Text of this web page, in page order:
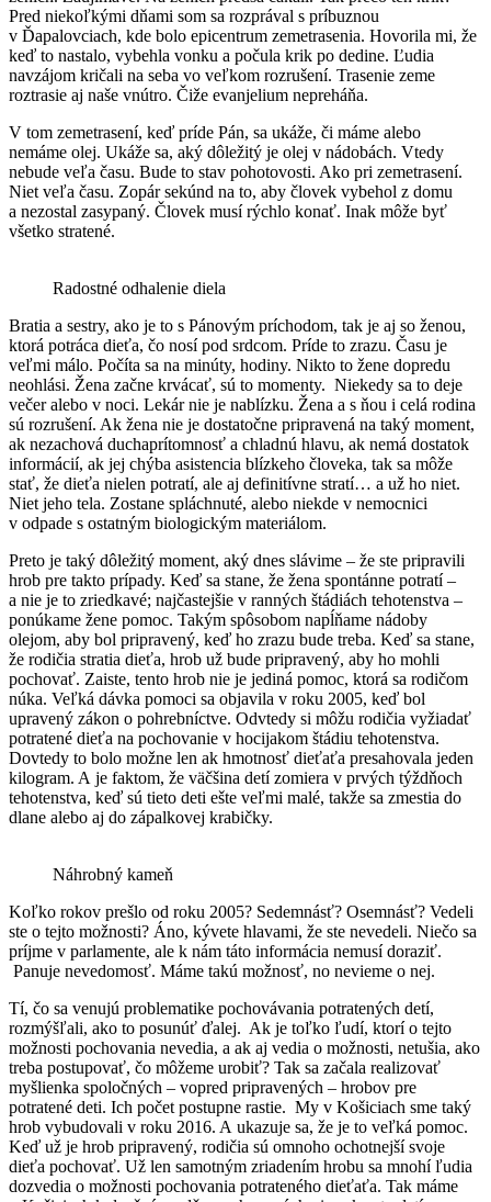
Pred niekoľkými dňami som sa rozprával s príbuznou
v Ďapalovciach, kde bolo epicentrum zemetrasenia. Hovorila mi, že
keď to nastalo, vybehla vonku a počula krik po dedine. Ľudia
navzájom kričali na seba vo veľkom rozrušení. Trasenie zeme
roztrasie aj naše vnútro. Čiže evanjelium nepreháňa.
V tom zemetrasení, keď príde Pán, sa ukáže, či máme alebo
nemáme olej. Ukáže sa, aký dôležitý je olej v nádobách. Vtedy
nebude veľa času. Bude to stav pohotovosti. Ako pri zemetrasení.
Niet veľa času. Zopár sekúnd na to, aby človek vybehol z domu
a nezostal zasypaný. Človek musí rýchlo konať. Inak môže byť
všetko stratené.
Radostné odhalenie diela
Bratia a sestry, ako je to s Pánovým príchodom, tak je aj so ženou,
ktorá potráca dieťa, čo nosí pod srdcom. Príde to zrazu. Času je
veľmi málo. Počíta sa na minúty, hodiny. Nikto to žene dopredu
neohlási. Žena začne krvácať, sú to momenty. Niekedy sa to deje
večer alebo v noci. Lekár nie je nablízku. Žena a s ňou i celá rodina
sú rozrušení. Ak žena nie je dostatočne pripravená na taký moment,
ak nezachová duchaprítomnosť a chladnú hlavu, ak nemá dostatok
informácií, ak jej chýba asistencia blízkeho človeka, tak sa môže
stať, že dieťa nielen potratí, ale aj definitívne stratí… a už ho niet.
Niet jeho tela. Zostane spláchnuté, alebo niekde v nemocnici
v odpade s ostatným biologickým materiálom.
Preto je taký dôležitý moment, aký dnes slávime – že ste pripravili
hrob pre takto prípady. Keď sa stane, že žena spontánne potratí –
a nie je to zriedkavé; najčastejšie v ranných štádiách tehotenstva –
ponúkame žene pomoc. Takým spôsobom napĺňame nádoby
olejom, aby bol pripravený, keď ho zrazu bude treba. Keď sa stane,
že rodičia stratia dieťa, hrob už bude pripravený, aby ho mohli
pochovať. Zaiste, tento hrob nie je jediná pomoc, ktorá sa rodičom
núka. Veľká dávka pomoci sa objavila v roku 2005, keď bol
upravený zákon o pohrebníctve. Odvtedy si môžu rodičia vyžiadať
potratené dieťa na pochovanie v hocijakom štádiu tehotenstva.
Dovtedy to bolo možne len ak hmotnosť dieťaťa presahovala jeden
kilogram. A je faktom, že väčšina detí zomiera v prvých týždňoch
tehotenstva, keď sú tieto deti ešte veľmi malé, takže sa zmestia do
dlane alebo aj do zápalkovej krabičky.
Náhrobný kameň
Koľko rokov prešlo od roku 2005? Sedemnásť? Osemnásť? Vedeli
ste o tejto možnosti? Áno, kývete hlavami, že ste nevedeli. Niečo sa
príjme v parlamente, ale k nám táto informácia nemusí doraziť.
Panuje nevedomosť. Máme takú možnosť, no nevieme o nej.
Tí, čo sa venujú problematike pochovávania potratených detí,
rozmýšľali, ako to posunúť ďalej. Ak je toľko ľudí, ktorí o tejto
možnosti pochovania nevedia, a ak aj vedia o možnosti, netušia, ako
treba postupovať, čo môžeme urobiť? Tak sa začala realizovať
myšlienka spoločných – vopred pripravených – hrobov pre
potratené deti. Ich počet postupne rastie. My v Košiciach sme taký
hrob vybudovali v roku 2016. A ukazuje sa, že je to veľká pomoc.
Keď už je hrob pripravený, rodičia sú omnoho ochotnejší svoje
dieťa pochovať. Už len samotným zriadením hrobu sa mnohí ľudia
dozvedia o možnosti pochovania potrateného dieťaťa. Tak máme